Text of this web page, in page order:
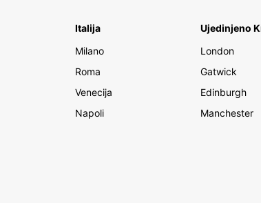
Italija
Milano
Roma
Venecija
Napoli
Ujedinjeno
London
Gatwick
Edinburgh
Manchester